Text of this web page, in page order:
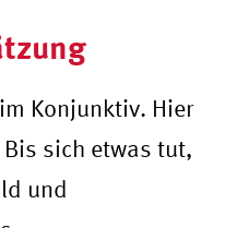
Konjunktiv. Hier
sich etwas tut,
und